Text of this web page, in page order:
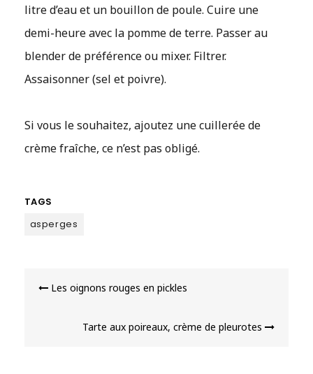
litre d’eau et un bouillon de poule. Cuire une
demi-heure avec la pomme de terre. Passer au
blender de préférence ou mixer. Filtrer.
Assaisonner (sel et poivre).
Si vous le souhaitez, ajoutez une cuillerée de
crème fraîche, ce n’est pas obligé.
TAGS
asperges
de Les oignons rouges en pickles
Tarte aux poireaux, crème de pleurotes